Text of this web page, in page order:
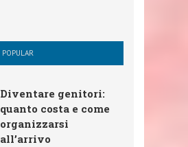
POPULAR
Diventare genitori:
quanto costa e come
organizzarsi
all’arrivo